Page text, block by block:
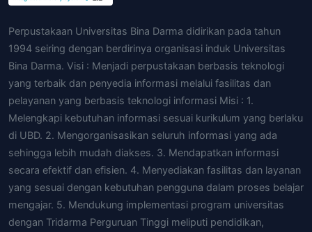
Perpustakaan Universitas Bina Darma didirikan pada tahun
1994 seiring dengan berdirinya organisasi induk Universitas
Bina Darma. Visi : Menjadi perpustakaan berbasis teknologi
yang terbaik dan penyedia informasi melalui fasilitas dan
pelayanan yang berbasis teknologi informasi Misi : 1.
Melengkapi kebutuhan informasi sesuai kurikulum yang berlaku
di UBD. 2. Mengorganisasikan seluruh informasi yang ada
sehingga lebih mudah diakses. 3. Mendapatkan informasi
secara efektif dan efisien. 4. Menyediakan fasilitas dan layanan
yang sesuai dengan kebutuhan pengguna dalam proses belajar
mengajar. 5. Mendukung implementasi program universitas
dengan Tridarma Perguruan Tinggi meliputi pendidikan,